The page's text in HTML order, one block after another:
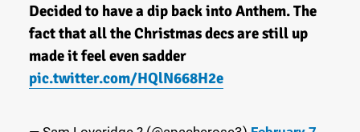
Decided to have a dip back into Anthem. The
fact that all the Christmas decs are still up
made it feel even sadder
pic.twitter.com/HQlN668H2e